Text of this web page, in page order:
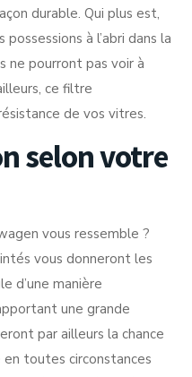
durable. Qui plus est,
à l’abri dans la
ne pourront pas voir à
ce filtre
de vos vitres.
selon votre
vous ressemble ?
vous donneront les
d’une manière
une grande
par ailleurs la chance
toutes circonstances